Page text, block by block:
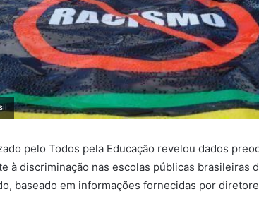
pelo Todos pela Educação revelou dados
à discriminação nas escolas públicas brasileiras
baseado em informações fornecidas por